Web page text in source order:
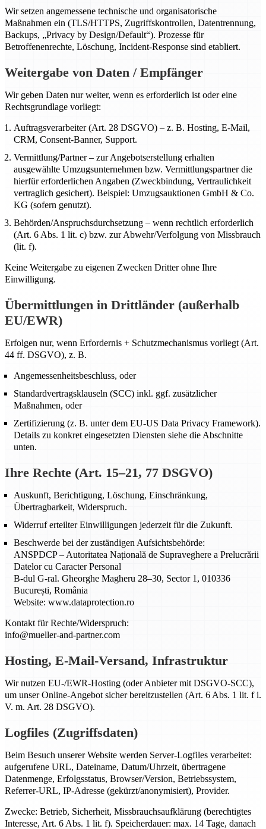
Wir setzen angemessene technische und organisatorische
Maßnahmen ein (TLS/HTTPS, Zugriffskontrollen, Datentrennung,
Backups, „Privacy by Design/Default“). Prozesse für
Betroffenenrechte, Löschung, Incident-Response sind etabliert.
Weitergabe von Daten / Empfänger
Wir geben Daten nur weiter, wenn es erforderlich ist oder eine
Rechtsgrundlage vorliegt:
Auftragsverarbeiter (Art. 28 DSGVO) – z. B. Hosting, E-Mail,
CRM, Consent-Banner, Support.
Vermittlung/Partner – zur Angebotserstellung erhalten
ausgewählte Umzugsunternehmen bzw. Vermittlungspartner die
hierfür erforderlichen Angaben (Zweckbindung, Vertraulichkeit
vertraglich gesichert). Beispiel: Umzugsauktionen GmbH & Co.
KG (sofern genutzt).
Behörden/Anspruchsdurchsetzung – wenn rechtlich erforderlich
(Art. 6 Abs. 1 lit. c) bzw. zur Abwehr/Verfolgung von Missbrauch
(lit. f).
Keine Weitergabe zu eigenen Zwecken Dritter ohne Ihre
Einwilligung.
Übermittlungen in Drittländer (außerhalb
EU/EWR)
Erfolgen nur, wenn Erfordernis + Schutzmechanismus vorliegt (Art.
44 ff. DSGVO), z. B.
Angemessenheitsbeschluss, oder
Standardvertragsklauseln (SCC) inkl. ggf. zusätzlicher
Maßnahmen, oder
Zertifizierung (z. B. unter dem EU-US Data Privacy Framework).
Details zu konkret eingesetzten Diensten siehe die Abschnitte
unten.
Ihre Rechte (Art. 15–21, 77 DSGVO)
Auskunft, Berichtigung, Löschung, Einschränkung,
Übertragbarkeit, Widerspruch.
Widerruf erteilter Einwilligungen jederzeit für die Zukunft.
Beschwerde bei der zuständigen Aufsichtsbehörde:
ANSPDCP – Autoritatea Națională de Supraveghere a Prelucrării
Datelor cu Caracter Personal
B-dul G-ral. Gheorghe Magheru 28–30, Sector 1, 010336
București, România
Website: www.dataprotection.ro
Kontakt für Rechte/Widerspruch:
info@mueller-and-partner.com
Hosting, E-Mail-Versand, Infrastruktur
Wir nutzen EU-/EWR-Hosting (oder Anbieter mit DSGVO-SCC),
um unser Online-Angebot sicher bereitzustellen (Art. 6 Abs. 1 lit. f i.
V. m. Art. 28 DSGVO).
Logfiles (Zugriffsdaten)
Beim Besuch unserer Website werden Server-Logfiles verarbeitet:
aufgerufene URL, Dateiname, Datum/Uhrzeit, übertragene
Datenmenge, Erfolgsstatus, Browser/Version, Betriebssystem,
Referrer-URL, IP-Adresse (gekürzt/anonymisiert), Provider.
Zwecke: Betrieb, Sicherheit, Missbrauchsaufklärung (berechtigtes
Interesse, Art. 6 Abs. 1 lit. f). Speicherdauer: max. 14 Tage, danach